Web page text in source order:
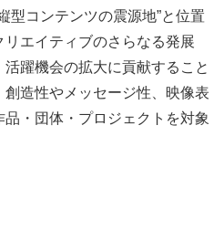
型コンテンツの震源地”と位置
エイティブのさらなる発展
躍機会の拡大に貢献すること
造性やメッセージ性、映像表
・団体・プロジェクトを対象